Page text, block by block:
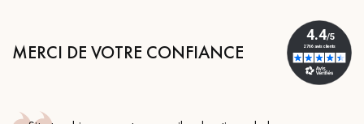
MERCI DE VOTRE CONFIANCE